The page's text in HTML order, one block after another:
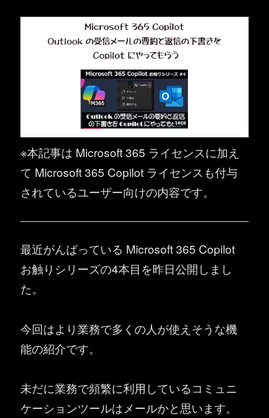
※本記事は Microsoft 365 ライセンスに加え
て Microsoft 365 Copilot ライセンスも付与
されているユーザー向けの内容です。
最近がんばっている Microsoft 365 Copilot
お触りシリーズの4本目を昨日公開しまし
た。
今回はより業務で多くの人が使えそうな機
能の紹介です。
未だに業務で頻繁に利用しているコミュニ
ケーションツールはメールかと思います。